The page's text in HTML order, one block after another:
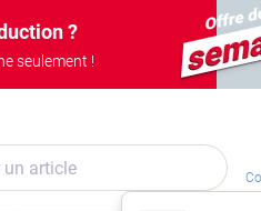
?
seulement !